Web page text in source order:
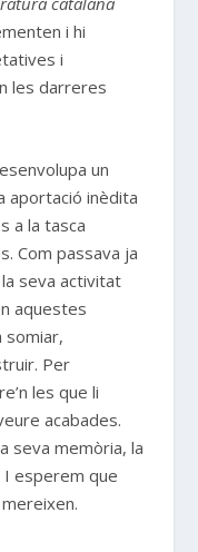
i hi
i
les darreres
un
aportació inèdita
a la tasca
Com passava ja
seva activitat
aquestes
somiar,
Per
les que li
acabades.
seva memòria, la
I esperem que